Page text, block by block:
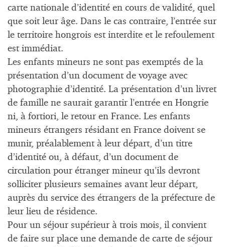
carte nationale d’identité en cours de validité, quel
que soit leur âge. Dans le cas contraire, l’entrée sur
le territoire hongrois est interdite et le refoulement
est immédiat.
Les enfants mineurs ne sont pas exemptés de la
présentation d’un document de voyage avec
photographie d’identité. La présentation d’un livret
de famille ne saurait garantir l’entrée en Hongrie
ni, à fortiori, le retour en France. Les enfants
mineurs étrangers résidant en France doivent se
munir, préalablement à leur départ, d’un titre
d’identité ou, à défaut, d’un document de
circulation pour étranger mineur qu’ils devront
solliciter plusieurs semaines avant leur départ,
auprès du service des étrangers de la préfecture de
leur lieu de résidence.
Pour un séjour supérieur à trois mois, il convient
de faire sur place une demande de carte de séjour